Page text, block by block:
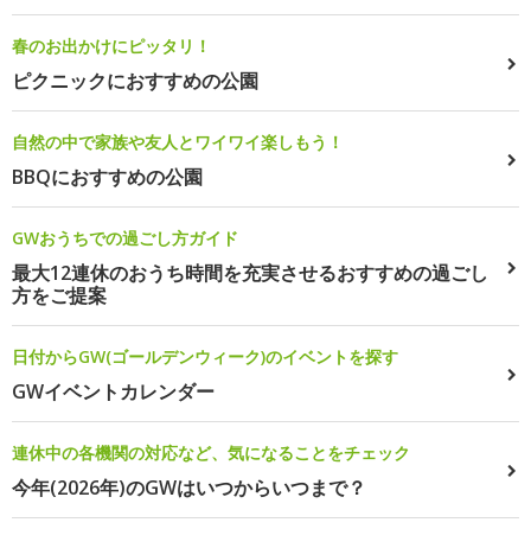
春のお出かけにピッタリ！
ピクニックにおすすめの公園
自然の中で家族や友人とワイワイ楽しもう！
BBQにおすすめの公園
GWおうちでの過ごし方ガイド
最大12連休のおうち時間を充実させるおすすめの過ごし
方をご提案
日付からGW(ゴールデンウィーク)のイベントを探す
GWイベントカレンダー
連休中の各機関の対応など、気になることをチェック
今年(2026年)のGWはいつからいつまで？